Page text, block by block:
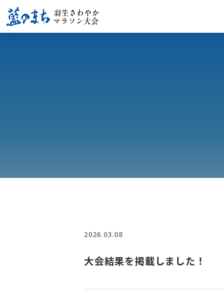
2026.03.08
大会結果を掲載しました！